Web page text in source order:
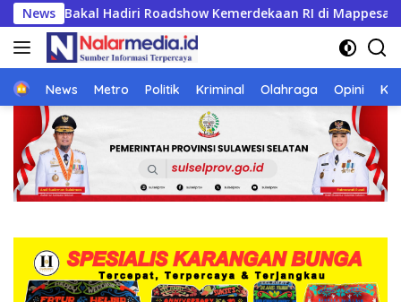
Langsung
ke
konten
News
RI di Mappesangka Bone Besok, Ratusan Doorprize Siap
Home
News Metro Politik Kriminal Olahraga Opini